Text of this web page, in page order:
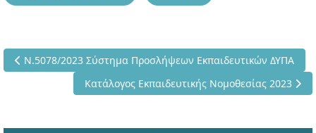
Προηγούμενο άρθρο: Ν.5078/2023 Σύστημα Προσλήψεων
Ν.5078/2023 Σύστημα Προσλήψεων Εκπαιδευτικών ΔΥΠΑ
Επόμενο άρθρο: Κατάλογος Εκπαιδευτικής
Κατάλογος Εκπαιδευτικής Νομοθεσίας 2023